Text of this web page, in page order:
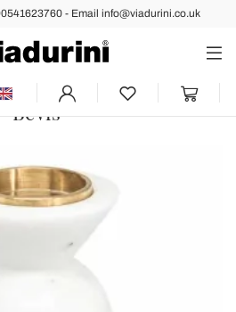
- Email info@viadurini.co.uk
Previous Next
Holder in Brass and
Made in Italy -
Bevis